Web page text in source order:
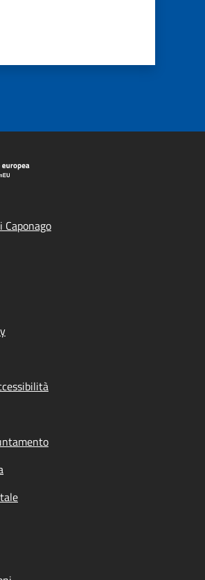
Caponago